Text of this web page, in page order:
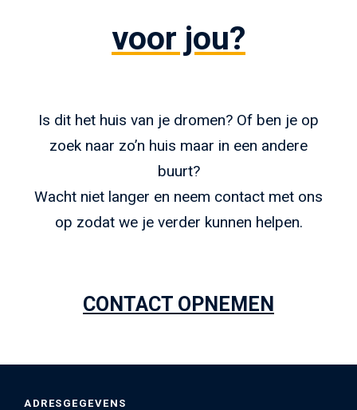
voor jou?
Is dit het huis van je dromen? Of ben je op
zoek naar zo’n huis maar in een andere
buurt?
Wacht niet langer en neem contact met ons
op zodat we je verder kunnen helpen.
CONTACT OPNEMEN
ADRESGEGEVENS